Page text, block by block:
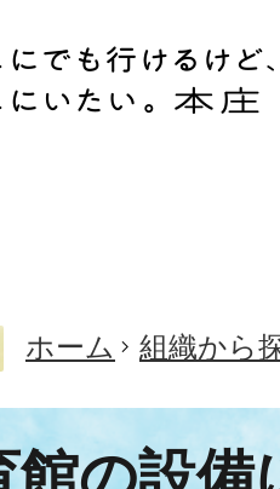
ホーム 組織から
館の設備